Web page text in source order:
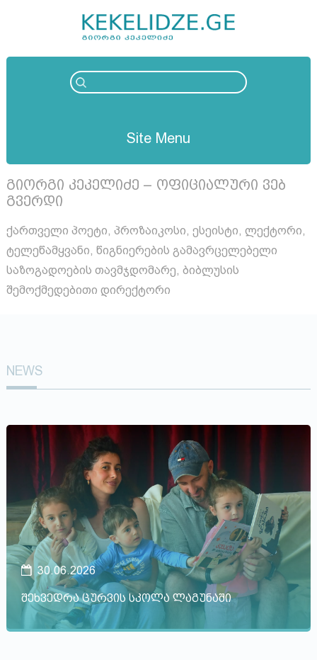
Site Menu
გიორგი კეკელიძე – ოფიციალური ვებ
გვერდი
ქართველი პოეტი, პროზაიკოსი, ესეისტი, ლექტორი,
ტელეწამყვანი, წიგნიერების გამავრცელებელი
საზოგადოების თავმჯდომარე, ბიბლუსის
შემოქმედებითი დირექტორი
NEWS
30.06.2026
შეხვედრა ცურვის სკოლა ლაგუნაში